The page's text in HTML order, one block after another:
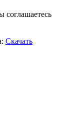
Скачать